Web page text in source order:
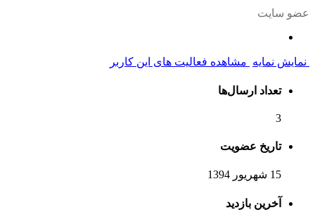
عضو سایت
نمایش نمایه مشاهده فعالیت های این کاربر
تعداد ارسال‌ها
3
تاریخ عضویت
15 شهریور 1394
آخرین بازدید